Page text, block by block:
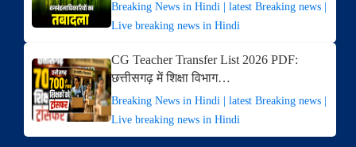
Breaking News in Hindi | latest Breaking news |
Live breaking news in Hindi
CG Teacher Transfer List 2026 PDF:
छत्तीसगढ़ में शिक्षा विभाग…
Breaking News in Hindi | latest Breaking news |
Live breaking news in Hindi